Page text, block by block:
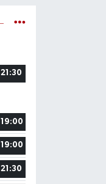
21:30
19:00
19:00
21:30